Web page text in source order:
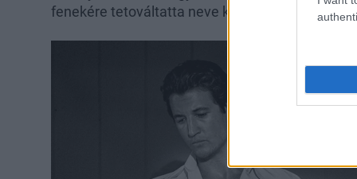
fenekére tetováltatta neve kezdőbetűit.